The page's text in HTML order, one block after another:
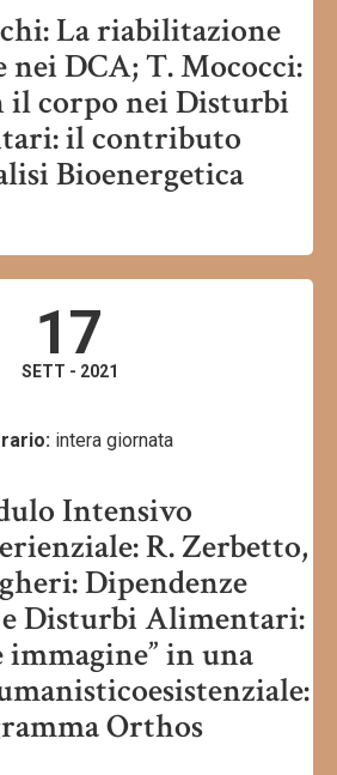
La riabilitazione
DCA; T. Mococci:
il corpo nei Disturbi
il contributo
Bioenergetica
17
SETT - 2021
intera giornata
Intensivo
R. Zerbetto,
Dipendenze
Disturbi Alimentari:
immagine” in una
Orthos